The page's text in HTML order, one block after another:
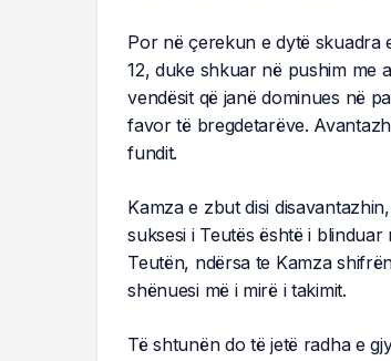
Por në çerekun e dytë skuadra
12, duke shkuar në pushim me
vendësit që janë dominues në
favor të bregdetarëve.
fundit.
Kamza e zbut disi
suksesi i Teutës është i
Teutën, ndërsa te Kamza
shënuesi më i mirë i takimit.
Të shtunën do të jetë radha e